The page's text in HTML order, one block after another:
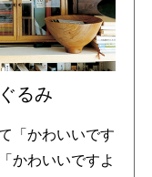
るみ
「かわいいです
かわいいですよ